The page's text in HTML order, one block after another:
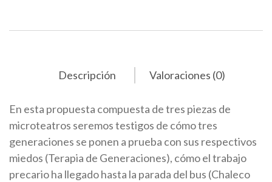
Descripción Valoraciones (0)
En esta propuesta compuesta de tres piezas de
microteatros seremos testigos de cómo tres
generaciones se ponen a prueba con sus respectivos
miedos (Terapia de Generaciones), cómo el trabajo
precario ha llegado hasta la parada del bus (Chaleco